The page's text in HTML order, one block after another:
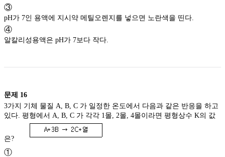
③
pH가 7인 용액에 지시약 메틸오렌지를 넣으면 노란색을 띤다.
④
알칼리성용액은 pH가 7보다 작다.
문제 16
3가지 기체 물질 A, B, C 가 일정한 온도에서 다음과 같은 반응을 하고
있다. 평형에서 A, B, C 가 각각 1몰, 2몰, 4몰이라면 평형상수 K의 값
①